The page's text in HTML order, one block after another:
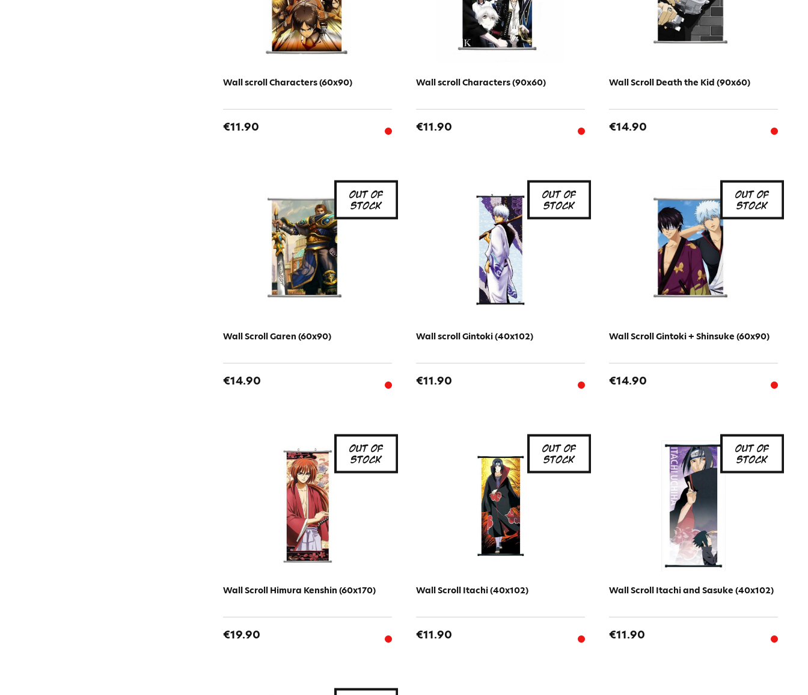
Wall scroll Characters (60x90)
€11.90
Wall scroll Characters (90x60)
€11.90
Wall Scroll Death the Kid (90x60)
€14.90
Wall Scroll Garen (60x90)
€14.90
Wall scroll Gintoki (40x102)
€11.90
Wall Scroll Gintoki + Shinsuke (60x90)
€14.90
Wall Scroll Himura Kenshin (60x170)
€19.90
Wall Scroll Itachi (40x102)
€11.90
Wall Scroll Itachi and Sasuke (40x102)
€11.90